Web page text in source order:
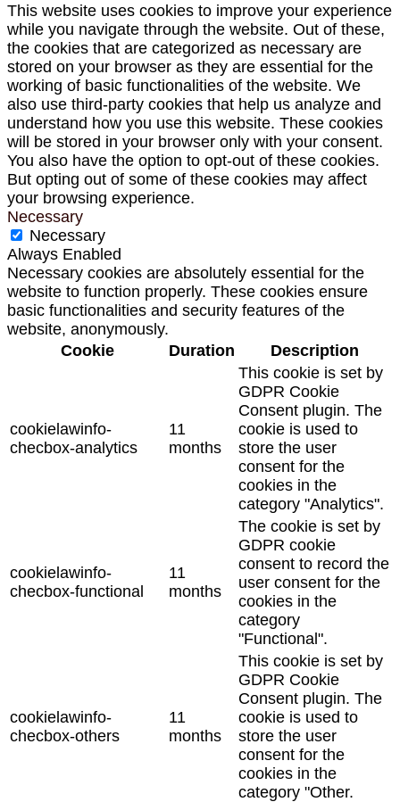
This website uses cookies to improve your experience
while you navigate through the website. Out of these,
the cookies that are categorized as necessary are
stored on your browser as they are essential for the
working of basic functionalities of the website. We
also use third-party cookies that help us analyze and
understand how you use this website. These cookies
will be stored in your browser only with your consent.
You also have the option to opt-out of these cookies.
But opting out of some of these cookies may affect
your browsing experience.
Necessary
Necessary
Always Enabled
Necessary cookies are absolutely essential for the
website to function properly. These cookies ensure
basic functionalities and security features of the
website, anonymously.
Cookie
Duration Description
cookielawinfo-
checbox-analytics
11
months
This cookie is set by
GDPR Cookie
Consent plugin. The
cookie is used to
store the user
consent for the
cookies in the
category "Analytics".
cookielawinfo-
checbox-functional
11
months
The cookie is set by
GDPR cookie
consent to record the
user consent for the
cookies in the
category
"Functional".
cookielawinfo-
checbox-others
11
months
This cookie is set by
GDPR Cookie
Consent plugin. The
cookie is used to
store the user
consent for the
cookies in the
category "Other.